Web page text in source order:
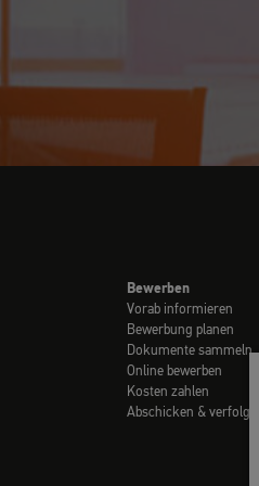
Bewerben
Vorab informieren
Bewerbung planen
Dokumente sammeln
Online bewerben
Kosten zahlen
Abschicken & verfolgen